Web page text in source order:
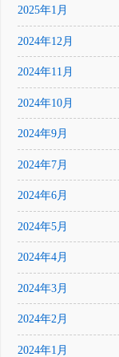
2025年1月
2024年12月
2024年11月
2024年10月
2024年9月
2024年7月
2024年6月
2024年5月
2024年4月
2024年3月
2024年2月
2024年1月